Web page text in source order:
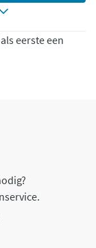
eerste een